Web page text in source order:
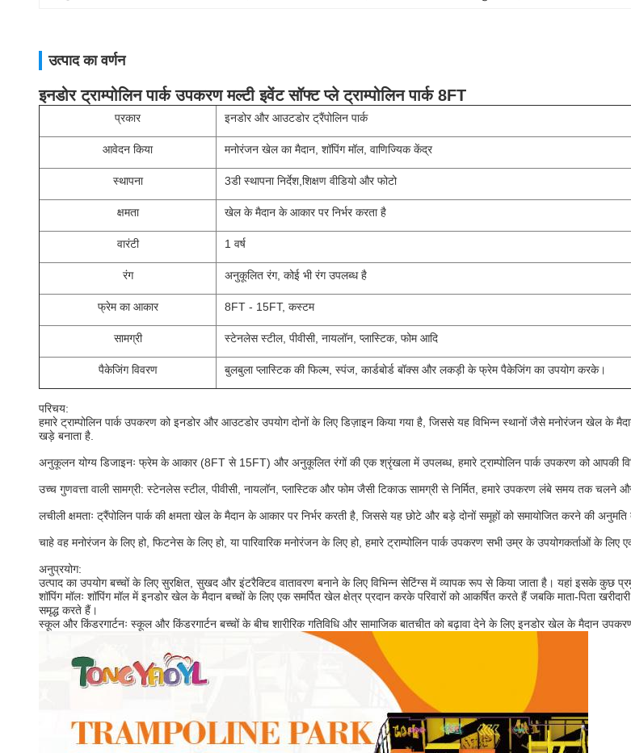
उत्पाद का वर्णन
इनडोर ट्राम्पोलिन पार्क उपकरण मल्टी इवेंट सॉफ्ट प्ले ट्राम्पोलिन पार्क 8FT
प्रकार इनडोर और आउटडोर ट्रैंपोलिन पार्क
आवेदन किया मनोरंजन खेल का मैदान, शॉपिंग मॉल, वाणिज्यिक केंद्र
स्थापना 3डी स्थापना निर्देश,शिक्षण वीडियो और फोटो
क्षमता खेल के मैदान के आकार पर निर्भर करता है
वारंटी 1 वर्ष
रंग अनुकूलित रंग, कोई भी रंग उपलब्ध है
फ्रेम का आकार 8FT - 15FT, कस्टम
सामग्री स्टेनलेस स्टील, पीवीसी, नायलॉन, प्लास्टिक, फोम आदि
पैकेजिंग विवरण बुलबुला प्लास्टिक की फिल्म, स्पंज, कार्डबोर्ड बॉक्स और लकड़ी के फ्रेम पैकेजिंग का उपयोग करके।
परिचय:
हमारे ट्राम्पोलिन पार्क उपकरण को इनडोर और आउटडोर उपयोग दोनों के लिए डिज़ाइन किया गया है, जिससे यह विभिन्न स्थानों जैसे मनोरंजन खेल के
खड़े बनाता है.
अनुकूलन योग्य डिजाइनः फ्रेम के आकार (8FT से 15FT) और अनुकूलित रंगों की एक श्रृंखला में उपलब्ध, हमारे ट्राम्पोलिन पार्क उपकरण को आपकी
उच्च गुणवत्ता वाली सामग्री: स्टेनलेस स्टील, पीवीसी, नायलॉन, प्लास्टिक और फोम जैसी टिकाऊ सामग्री से निर्मित, हमारे उपकरण लंबे समय तक चलने
लचीली क्षमताः ट्रैंपोलिन पार्क की क्षमता खेल के मैदान के आकार पर निर्भर करती है, जिससे यह छोटे और बड़े दोनों समूहों को समायोजित करने की अनुमति
चाहे वह मनोरंजन के लिए हो, फिटनेस के लिए हो, या पारिवारिक मनोरंजन के लिए हो, हमारे ट्राम्पोलिन पार्क उपकरण सभी उम्र के उपयोगकर्ताओं के
अनुप्रयोग:
उत्पाद का उपयोग बच्चों के लिए सुरक्षित, सुखद और इंटरैक्टिव वातावरण बनाने के लिए विभिन्न सेटिंग्स में व्यापक रूप से किया जाता है। यहां इसके कुछ
शॉपिंग मॉलः शॉपिंग मॉल में इनडोर खेल के मैदान बच्चों के लिए एक समर्पित खेल क्षेत्र प्रदान करके परिवारों को आकर्षित करते हैं जबकि माता-पिता
समृद्ध करते हैं।
स्कूल और किंडरगार्टनः स्कूल और किंडरगार्टन बच्चों के बीच शारीरिक गतिविधि और सामाजिक बातचीत को बढ़ावा देने के लिए इनडोर खेल के मैदान